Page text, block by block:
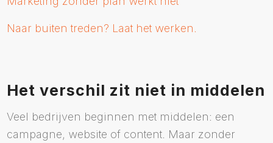
Naar buiten treden? Laat het werken.
Het verschil zit niet in middelen
Veel bedrijven beginnen met middelen: een
campagne, website of content. Maar zonder